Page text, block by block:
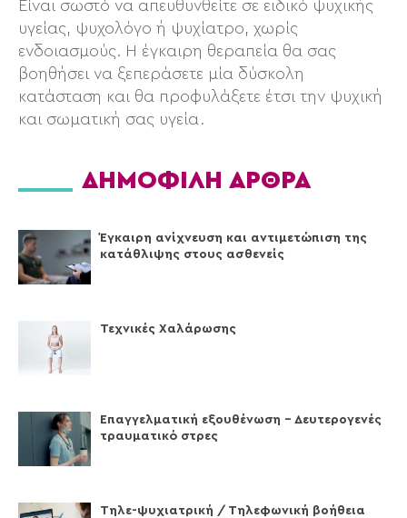
Είναι σωστό να απευθυνθείτε σε ειδικό ψυχικής
υγείας, ψυχολόγο ή ψυχίατρο, χωρίς
ενδοιασμούς. Η έγκαιρη θεραπεία θα σας
βοηθήσει να ξεπεράσετε μία δύσκολη
κατάσταση και θα προφυλάξετε έτσι την ψυχική
και σωματική σας υγεία.
ΔΗΜΟΦΙΛΗ ΑΡΘΡΑ
Έγκαιρη ανίχνευση και αντιμετώπιση της
κατάθλιψης στους ασθενείς
Τεχνικές Xαλάρωσης
Επαγγελματική εξουθένωση – Δευτερογενές
τραυματικό στρες
Τηλε-ψυχιατρική / Τηλεφωνική βοήθεια